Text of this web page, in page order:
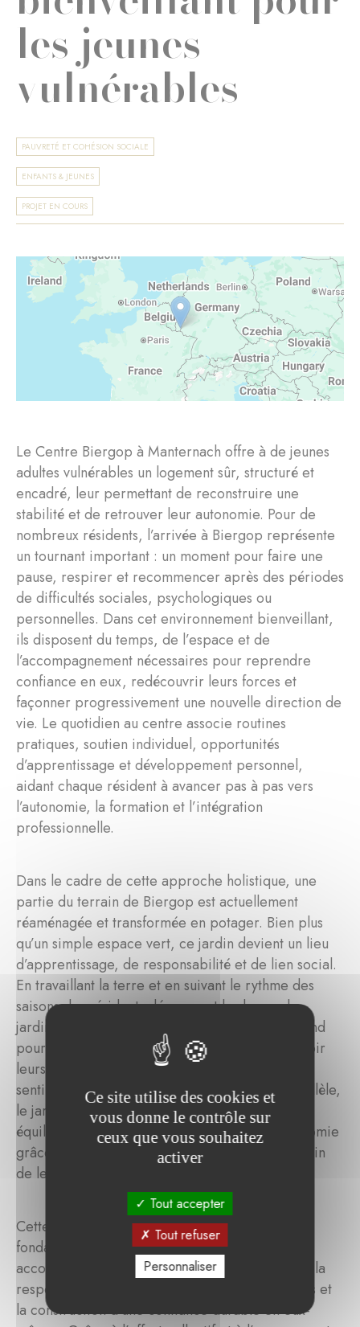
les jeunes
vulnérables
PAUVRETÉ ET COHÉSION SOCIALE
ENFANTS & JEUNES
PROJET EN COURS
Le Centre Biergop à Manternach offre à de jeunes
adultes vulnérables un logement sûr, structuré et
encadré, leur permettant de reconstruire une
stabilité et de retrouver leur autonomie. Pour de
nombreux résidents, l’arrivée à Biergop représente
un tournant important : un moment pour faire une
pause, respirer et recommencer après des périodes
de difficultés sociales, psychologiques ou
personnelles. Dans cet environnement bienveillant,
ils disposent du temps, de l’espace et de
l’accompagnement nécessaires pour reprendre
confiance en eux, redécouvrir leurs forces et
façonner progressivement une nouvelle direction de
vie. Le quotidien au centre associe routines
pratiques, soutien individuel, opportunités
d’apprentissage et développement personnel,
aidant chaque résident à avancer pas à pas vers
l’autonomie, la formation et l’intégration
professionnelle.
Dans le cadre de cette approche holistique, une
partie du terrain de Biergop est actuellement
réaménagée et transformée en potager. Bien plus
qu’un simple espace vert, ce jardin devient un lieu
d’apprentissage, de responsabilité et de lien social.
En travaillant la terre et en suivant le rythme des
saisons, les résidents découvrent les bases du
jardinage et développent un respect plus profond
pour la nature. Ils éprouvent la satisfaction de voir
leurs efforts se concrétiser, renforçant ainsi leur
sentiment d’utilité et leur estime de soi. En parallèle,
le jardin sensibilise à une alimentation saine et
équilibrée et encourage une plus grande autonomie
grâce à la capacité de cultiver et de prendre soin
de leur propre nourriture.
Cette nouvelle initiative reflète les valeurs
fondamentales du travail mené par Biergop. Elle
accompagne les jeunes dans l’apprentissage de la
responsabilité, l’épanouissement de leurs talents et
la construction d’une confiance durable en eux-
Ce site utilise des cookies et
vous donne le contrôle sur
ceux que vous souhaitez
activer
Tout accepter
Tout refuser
Personnaliser